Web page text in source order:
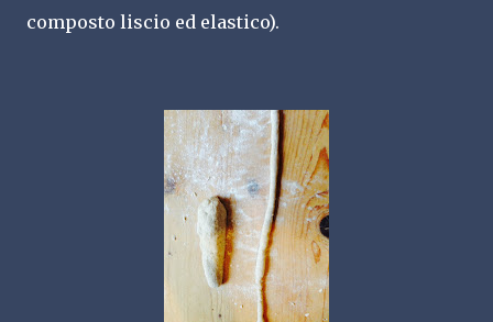
composto liscio ed elastico).